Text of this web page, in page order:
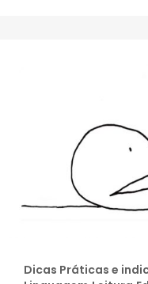
Dicas Práticas e